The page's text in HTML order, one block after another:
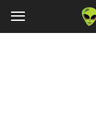
Niewiarygodne.pl